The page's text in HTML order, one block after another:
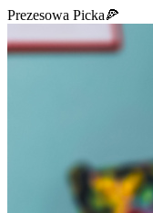
Prezesowa Picka🍕